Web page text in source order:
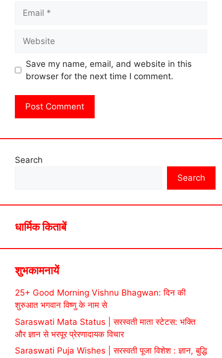
Save my name, email, and website in this
browser for the next time I comment.
Search
Search
धार्मिक किताबें
शुभकामनायें
25+ Good Morning Vishnu Bhagwan: दिन की
शुरुआत भगवान विष्णु के नाम से
Saraswati Mata Status | सरस्वती माता स्टेटस: भक्ति
और ज्ञान से भरपूर प्रेरणादायक विचार
Saraswati Puja Wishes | सरस्वती पूजा विशेश : ज्ञान, बुद्धि